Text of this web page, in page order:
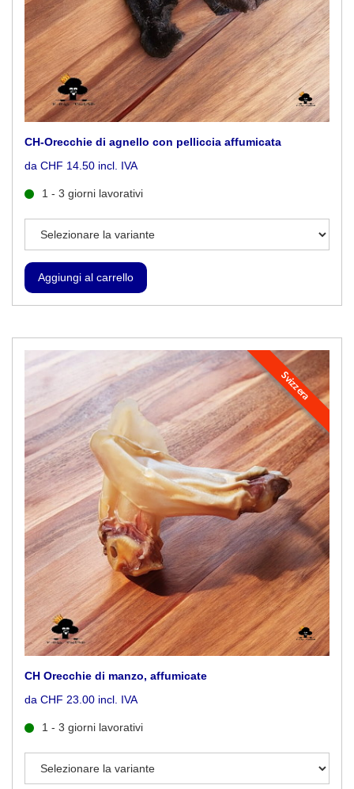
CH-Orecchie di agnello con pelliccia affumicata
da CHF 14.50 incl. IVA
1 - 3 giorni lavorativi
Svizzera
CH Orecchie di manzo, affumicate
da CHF 23.00 incl. IVA
1 - 3 giorni lavorativi